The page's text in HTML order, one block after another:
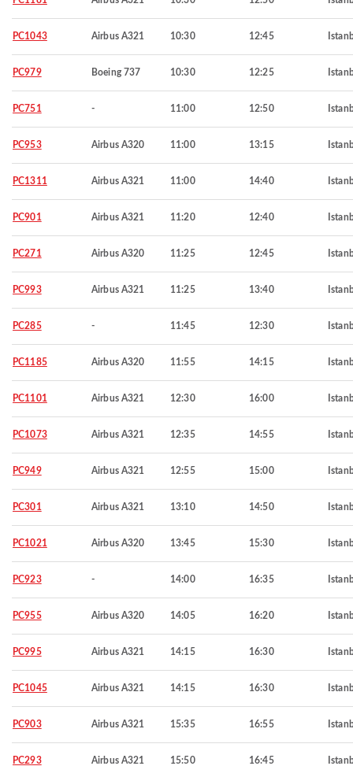
PC1043 Airbus A321 10:30 12:45
PC979 Boeing 737 10:30 12:25
PC751 - 11:00 12:50
PC953 Airbus A320 11:00 13:15
PC1311 Airbus A321 11:00 14:40
PC901 Airbus A321 11:20 12:40
PC271 Airbus A320 11:25 12:45
PC993 Airbus A321 11:25 13:40
PC285 - 11:45 12:30
PC1185 Airbus A320 11:55 14:15
PC1101 Airbus A321 12:30 16:00
PC1073 Airbus A321 12:35 14:55
PC949 Airbus A321 12:55 15:00
PC301 Airbus A321 13:10 14:50
PC1021 Airbus A320 13:45 15:30
PC923 - 14:00 16:35
PC955 Airbus A320 14:05 16:20
PC995 Airbus A321 14:15 16:30
PC1045 Airbus A321 14:15 16:30
PC903 Airbus A321 15:35 16:55
PC293 Airbus A321 15:50 16:45